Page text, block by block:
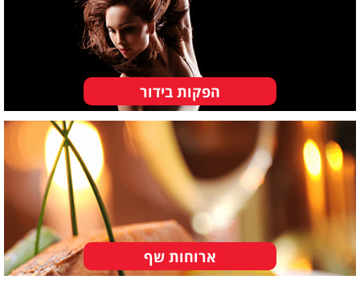
הפקות בידור
ארוחות שף